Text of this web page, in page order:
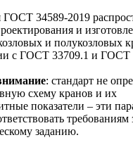
ГОСТ 34589-2019
и
и полукозловых
с ГОСТ 33709.1 и ГОСТ
: стандарт не
схему кранов и их
показатели – эти
требованиям
заданию.